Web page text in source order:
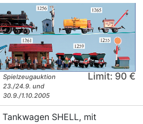
Spielzeugauktion
23./24.9. und
30.9./1.10.2005
Limit: 90 €
SHELL, mit